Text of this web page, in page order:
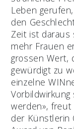
Leben
den
Zeit ist daraus
mehr Frauen
grossen Wert,
gewürdigt zu
einzelne
werden», freut
der Künstlerin